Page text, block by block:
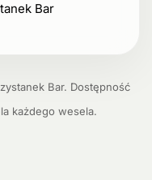
Bar
Bar. Dostępność
każdego wesela.